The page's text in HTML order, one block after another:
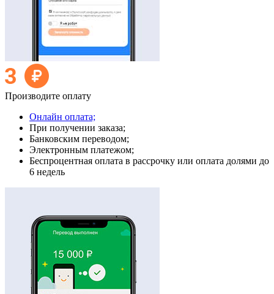
Производите оплату
Онлайн оплата;
При получении заказа;
Банковским переводом;
Электронным платежом;
Беспроцентная оплата в рассрочку или оплата долями до
6 недель